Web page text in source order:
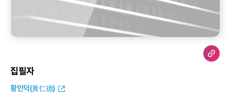
집필자
황인덕(黃仁德)